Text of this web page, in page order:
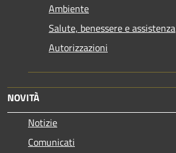
Ambiente
Salute, benessere e assistenza
Autorizzazioni
NOVITÀ
Notizie
Comunicati